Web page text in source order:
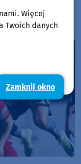
zapowiada
Więcej
Twoich danych
Zamknij okno